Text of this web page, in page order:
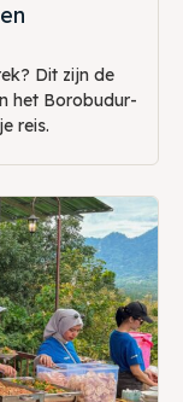
Dit zijn de
het Borobudur-
reis.